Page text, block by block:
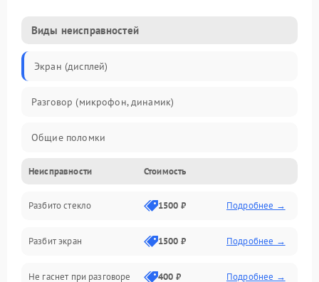
Виды неисправностей
Экран (дисплей)
Разговор (микрофон, динамик)
Общие поломки
Проблемы связи
Камеры
Проблемы с дисплеем и сенсором
Неисправности Стоимость
Разбито стекло 1500 ₽ Подробнее →
Разбит экран 1500 ₽ Подробнее →
Не гаснет при разговоре 400 ₽ Подробнее →